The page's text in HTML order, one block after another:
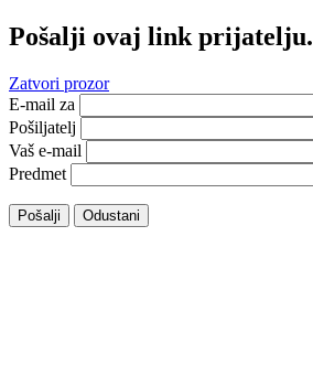
Pošalji ovaj link prijatelju.
Zatvori prozor
E-mail za
Pošiljatelj
Vaš e-mail
Predmet
Pošalji Odustani